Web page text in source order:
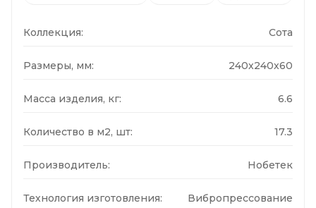
Коллекция: Сота
Размеры, мм: 240x240x60
Масса изделия, кг: 6.6
Количество в м2, шт: 17.3
Производитель: Нобетек
Технология изготовления: Вибропрессование